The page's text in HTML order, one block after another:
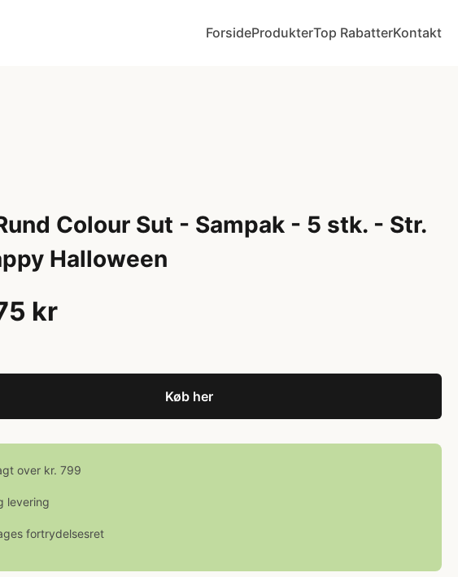
ForsideProdukterTop RabatterKontakt
Colour Sut - Sampak - 5 stk. - Str.
Halloween
kr
Køb her
over kr. 799
levering
fortrydelsesret